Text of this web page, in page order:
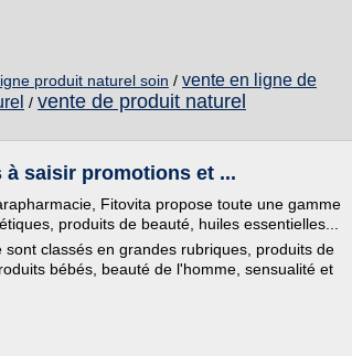
produit naturel soin / vente en ligne de
/ vente de produit naturel
saisir promotions et ...
Fitovita propose toute une gamme
produits de beauté, huiles essentielles...
classés en grandes rubriques, produits de
bébés, beauté de l'homme, sensualité et